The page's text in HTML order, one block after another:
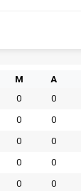
M A
0 0
0 0
0 0
0 0
0 0